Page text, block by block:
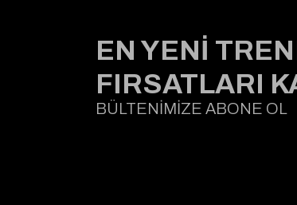
EN YENİ
FIRSATLARI
BÜLTENİMİZE ABONE OL